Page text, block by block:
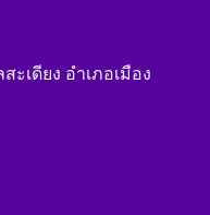
เดียง อำเภอเมือง